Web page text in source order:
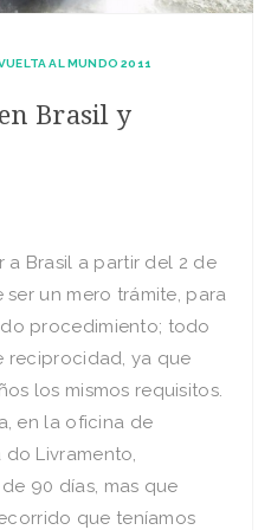
AL MUNDO 2011
Brasil y
a Brasil a partir del 2 de
un mero trámite, para
procedimiento; todo
reciprocidad, ya que
los mismos requisitos.
en la oficina de
do Livramento,
90 días, mas que
que teníamos